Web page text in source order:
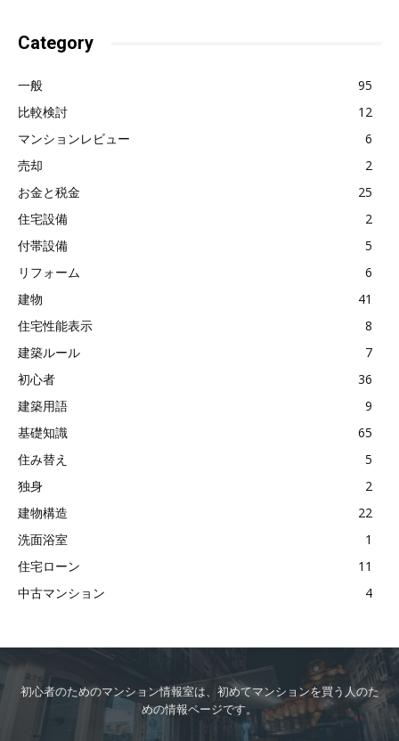
Category
一般
95
比較検討
12
マンションレビュー
6
売却
2
お金と税金
25
住宅設備
2
付帯設備
5
リフォーム
6
建物
41
住宅性能表示
8
建築ルール
7
初心者
36
建築用語
9
基礎知識
65
住み替え
5
独身
2
建物構造
22
洗面浴室
1
住宅ローン
11
中古マンション
4
初心者のためのマンション情報室は、初めてマンションを買う人のた
めの情報ページです。